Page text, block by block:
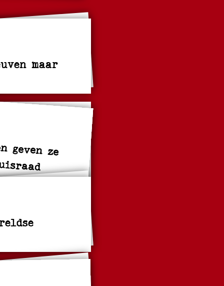
maar
geven ze